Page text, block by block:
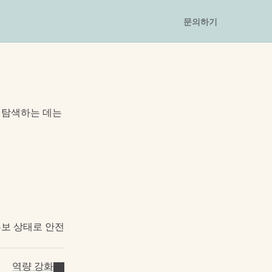
색하는 데는
상태로 안전
역량 강화
문의하기